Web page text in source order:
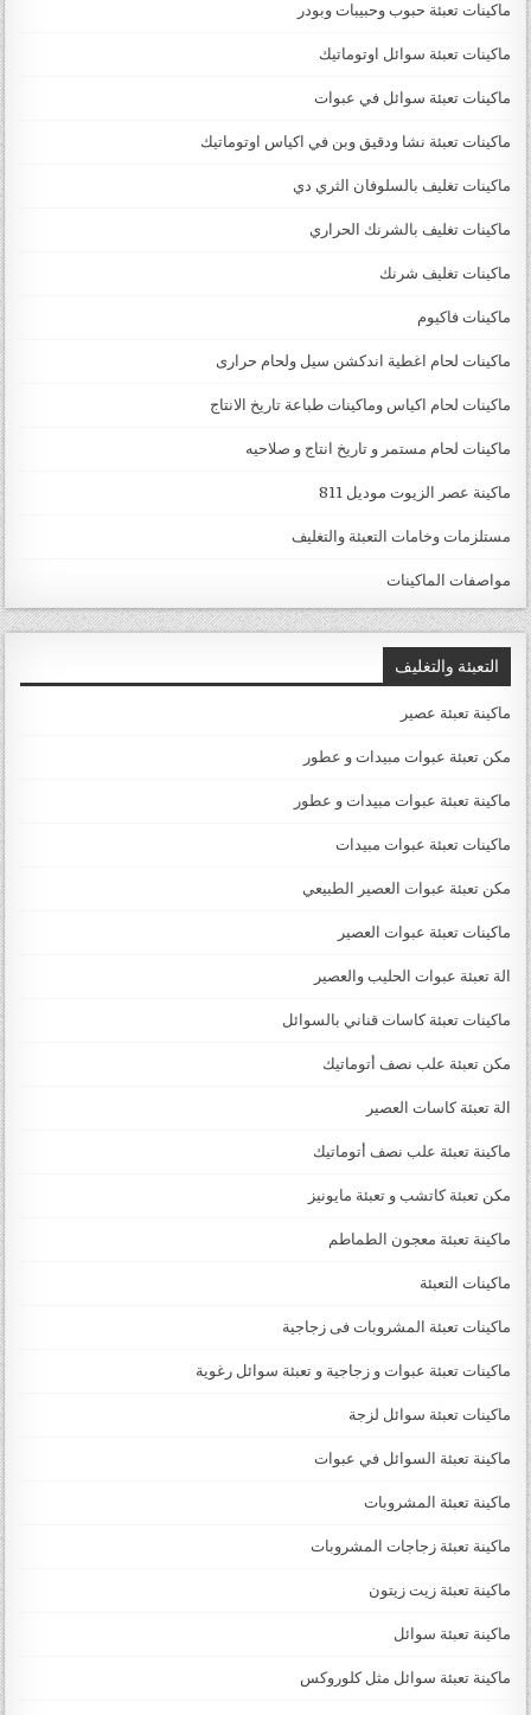
ماكينات تعبئة حبوب وحبيبات وبودر
ماكينات تعبئة سوائل اوتوماتيك
ماكينات تعبئة سوائل في عبوات
ماكينات تعبئة نشا ودقيق وبن في اكياس اوتوماتيك
ماكينات تغليف بالسلوفان الثري دي
ماكينات تغليف بالشرنك الحراري
ماكينات تغليف شرنك
ماكينات فاكيوم
ماكينات لحام اغطية اندكشن سيل ولحام حرارى
ماكينات لحام اكياس وماكينات طباعة تاريخ الانتاج
ماكينات لحام مستمر و تاريخ انتاج و صلاحيه
ماكينة عصر الزيوت موديل 811
مستلزمات وخامات التعبئة والتغليف
مواصفات الماكينات
التعبئة والتغليف
ماكينة تعبئة عصير
مكن تعبئة عبوات مبيدات و عطور
ماكينة تعبئة عبوات مبيدات و عطور
ماكينات تعبئة عبوات مبيدات
مكن تعبئة عبوات العصير الطبيعي
ماكينات تعبئة عبوات العصير
الة تعبئة عبوات الحليب والعصير
ماكينات تعبئة كاسات قناني بالسوائل
مكن تعبئة علب نصف أتوماتيك
الة تعبئة كاسات العصير
ماكينة تعبئة علب نصف أتوماتيك
مكن تعبئة كاتشب و تعبئة مايونيز
ماكينة تعبئة معجون الطماطم
ماكينات التعبئة
ماكينات تعبئة المشروبات فى زجاجية
ماكينات تعبئة عبوات و زجاجية و تعبئة سوائل رغوية
ماكينات تعبئة سوائل لزجة
‏‏‏ماكينة تعبئة السوائل في عبوات
ماكينة تعبئة المشروبات
ماكينة تعبئة زجاجات المشروبات
ماكينة تعبئة زيت زيتون
ماكينة تعبئة سوائل
ماكينة تعبئة سوائل مثل كلوروكس